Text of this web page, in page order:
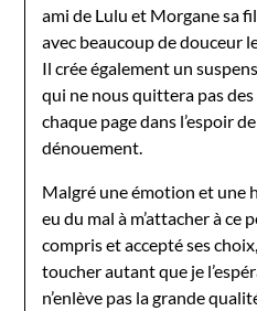
ami de Lulu et Morgane sa
avec beaucoup de douceur
Il crée également un
qui ne nous quittera pas
chaque page dans l’espoir
dénouement.
Malgré une émotion et une
eu du mal à m’attacher à ce
compris et accepté ses
toucher autant que je
n’enlève pas la grande